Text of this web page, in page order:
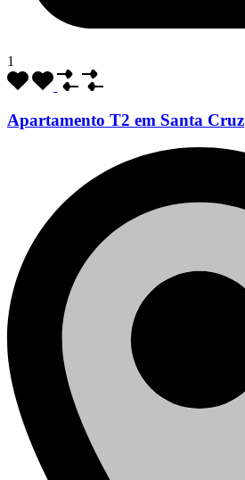
1
Apartamento T2 em Santa Cruz